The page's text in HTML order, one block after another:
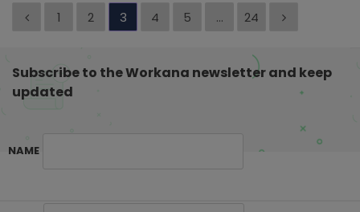
i
n
ç
1 2 3 4 5 … 24
Subscribe to the Workana newsletter and keep
updated
NAME